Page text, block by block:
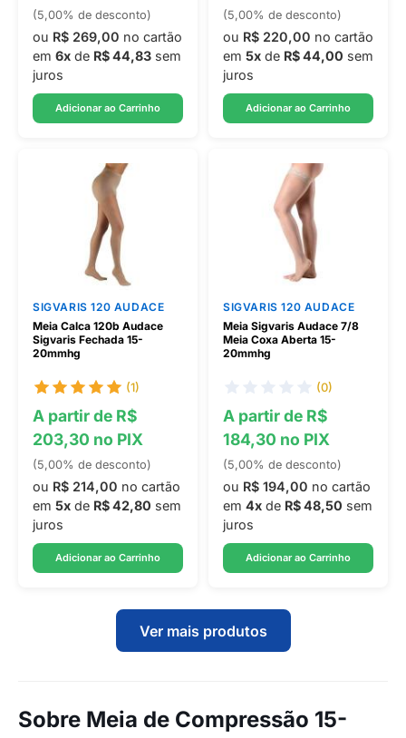
(5,00% de desconto)
ou R$ 269,00 no cartão
em 6x de R$ 44,83 sem
juros
Adicionar ao Carrinho
(5,00% de desconto)
ou R$ 220,00 no cartão
em 5x de R$ 44,00 sem
juros
Adicionar ao Carrinho
SIGVARIS 120 AUDACE
Meia Calca 120b Audace
Sigvaris Fechada 15-
20mmhg
(1)
A partir de R$
203,30 no PIX
(5,00% de desconto)
ou R$ 214,00 no cartão
em 5x de R$ 42,80 sem
juros
Adicionar ao Carrinho
SIGVARIS 120 AUDACE
Meia Sigvaris Audace 7/8
Meia Coxa Aberta 15-
20mmhg
(0)
A partir de R$
184,30 no PIX
(5,00% de desconto)
ou R$ 194,00 no cartão
em 4x de R$ 48,50 sem
juros
Adicionar ao Carrinho
Ver mais produtos
Sobre Meia de Compressão 15-